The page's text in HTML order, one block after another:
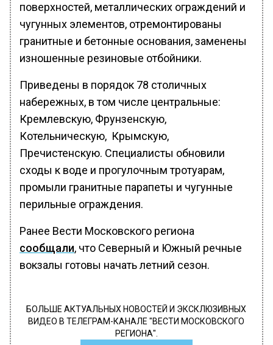
поверхностей, металлических ограждений и
чугунных элементов, отремонтированы
гранитные и бетонные основания, заменены
изношенные резиновые отбойники.
Приведены в порядок 78 столичных
набережных, в том числе центральные:
Кремлевскую, Фрунзенскую,
Котельническую, Крымскую,
Пречистенскую. Специалисты обновили
сходы к воде и прогулочным тротуарам,
промыли гранитные парапеты и чугунные
перильные ограждения.
Ранее Вести Московского региона
сообщали, что Северный и Южный речные
вокзалы готовы начать летний сезон.
БОЛЬШЕ АКТУАЛЬНЫХ НОВОСТЕЙ И ЭКСКЛЮЗИВНЫХ
ВИДЕО В ТЕЛЕГРАМ-КАНАЛЕ "ВЕСТИ МОСКОВСКОГО
РЕГИОНА".